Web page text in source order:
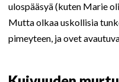
ulospääsyä (kuten Marie
Mutta olkaa uskollisia
pimeyteen, ja ovet